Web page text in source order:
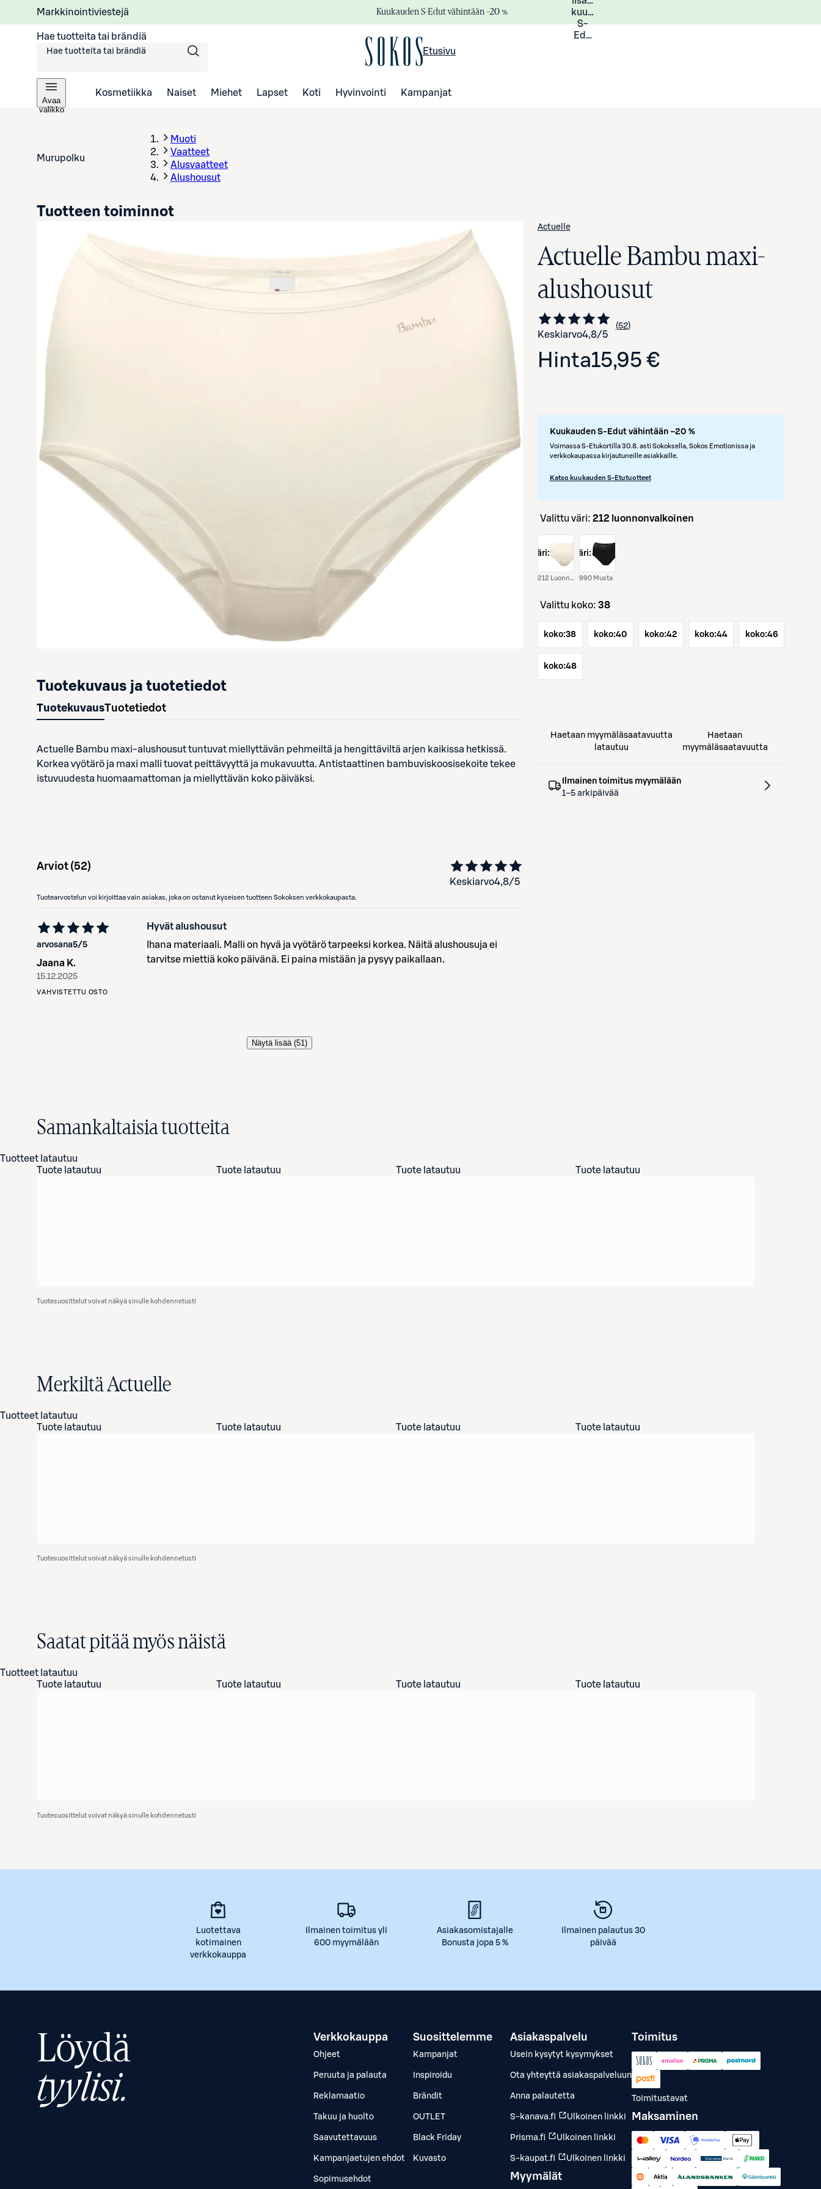
Markkinointiviestejä Kuukauden S-Edut vähintään –20 %
kuukauden
S-
Eduista
Hae tuotteita tai brändiä
Etusivu
Avaa
valikko
Kosmetiikka Naiset Miehet Lapset Koti Hyvinvointi Kampanjat
Murupolku
Muoti
Vaatteet
Alusvaatteet
Alushousut
Actuelle
Actuelle Bambu maxi-
alushousut
Keskiarvo4,8/5 Siirry arvioihin
52
kappaletta
Hinta15,95 €
Kuukauden S-Edut vähintään –20 %
Voimassa S-Etukortilla 30.8. asti Sokoksella, Sokos Emotionissa ja
verkkokaupassa kirjautuneille asiakkaille.
Katso kuukauden S-Etutuotteet
Tuotteen toiminnot
Valittu väri: 212 luonnonvalkoinen
väri:
212 Luonnonvalkoinen
väri:
990 Musta
Valittu koko: 38
koko:38 koko:40 koko:42 koko:44 koko:46
koko:48
Haetaan myymäläsaatavuutta
latautuu
Haetaan
myymäläsaatavuutta
Ilmainen toimitus myymälään
1–5 arkipäivää
Tuotekuvaus ja tuotetiedot
TuotekuvausTuotetiedot
Actuelle Bambu maxi-alushousut tuntuvat miellyttävän pehmeiltä ja hengittäviltä arjen kaikissa hetkissä.
Korkea vyötärö ja maxi malli tuovat peittävyyttä ja mukavuutta. Antistaattinen bambuviskoosisekoite tekee
istuvuudesta huomaamattoman ja miellyttävän koko päiväksi.
Arviot (52)
Keskiarvo4,8/5
Tuotearvostelun voi kirjoittaa vain asiakas, joka on ostanut kyseisen tuotteen Sokoksen verkkokaupasta.
arvosana5/5
Jaana K.
15.12.2025
VAHVISTETTU OSTO
Hyvät alushousut
Ihana materiaali. Malli on hyvä ja vyötärö tarpeeksi korkea. Näitä alushousuja ei
tarvitse miettiä koko päivänä. Ei paina mistään ja pysyy paikallaan.
Näytä lisää (51)
Samankaltaisia tuotteita
Tuotteet latautuu
Tuote latautuu
Tuote latautuu Tuote latautuu Tuote latautuu
Tuotesuosittelut voivat näkyä sinulle kohdennetusti
Merkiltä Actuelle
Tuotteet latautuu
Tuote latautuu
Tuote latautuu Tuote latautuu Tuote latautuu
Tuotesuosittelut voivat näkyä sinulle kohdennetusti
Saatat pitää myös näistä
Tuotteet latautuu
Tuote latautuu
Tuote latautuu Tuote latautuu Tuote latautuu
Tuotesuosittelut voivat näkyä sinulle kohdennetusti
Luotettava
kotimainen
verkkokauppa
Ilmainen toimitus yli
600 myymälään
Asiakasomistajalle
Bonusta jopa 5 %
Ilmainen palautus 30
päivää
Löydä
tyylisi.
Verkkokauppa
Ohjeet
Peruuta ja palauta
Reklamaatio
Takuu ja huolto
Saavutettavuus
Kampanjaetujen ehdot
Sopimusehdot
Suosittelemme
Kampanjat
Inspiroidu
Brändit
OUTLET
Black Friday
Kuvasto
Asiakaspalvelu
Usein kysytyt kysymykset
Ota yhteyttä asiakaspalveluun
Anna palautetta
S-kanava.fi Ulkoinen linkki
Prisma.fi Ulkoinen linkki
S-kaupat.fi Ulkoinen linkki
Myymälät
Toimitus
Toimitustavat
Maksaminen